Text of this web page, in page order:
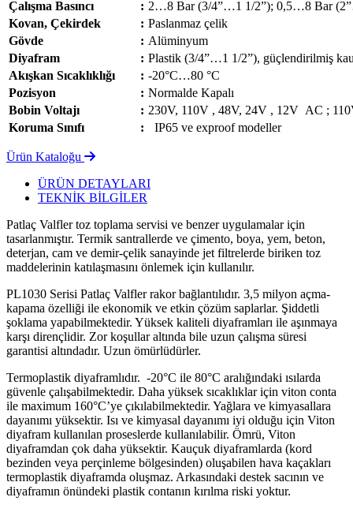
Çalışma Basıncı
: 2…8 Bar (3/4”…1 1/2”); 0,5…8 Bar
Kovan, Çekirdek
: Paslanmaz çelik
Gövde
: Alüminyum
Diyafram
: Plastik (3/4”…1 1/2”), güçlendirilmiş
Akışkan Sıcaklıklığı
: -20°C…80 °C
Pozisyon
: Normalde Kapalı
Bobin Voltajı
: 230V, 110V , 48V, 24V , 12V AC ;
Koruma Sınıfı
: IP65 ve exproof modeller
Ürün Kataloğu
ÜRÜN DETAYLARI
TEKNİK BİLGİLER
Patlaç Valfler toz toplama servisi ve benzer uygulamalar için
tasarlanmıştır. Termik santrallerde ve çimento, boya, yem, beton,
deterjan, cam ve demir-çelik sanayinde jet filtrelerde biriken toz
maddelerinin katılaşmasını önlemek için kullanılır.
PL1030 Serisi Patlaç Valfler rakor bağlantılıdır. 3,5 milyon açma-
kapama özelliği ile ekonomik ve etkin çözüm saplarlar. Şiddetli
şoklama yapabilmektedir. Yüksek kaliteli diyaframları ile aşınmaya
karşı dirençlidir. Zor koşullar altında bile uzun çalışma süresi
garantisi altındadır. Uzun ömürlüdürler.
Termoplastik diyaframlıdır. -20°C ile 80°C aralığındaki ısılarda
güvenle çalışabilmektedir. Daha yüksek sıcaklıklar için viton conta
ile maximum 160°C’ye çıkılabilmektedir. Yağlara ve kimyasallara
dayanımı yüksektir. Isı ve kimyasal dayanımı iyi olduğu için Viton
diyafram kullanılan proseslerde kullanılabilir. Ömrü, Viton
diyaframdan çok daha yüksektir. Kauçuk diyaframlarda (kord
bezinden veya perçinleme bölgesinden) oluşabilen hava kaçakları
termoplastik diyaframda oluşmaz. Arkasındaki destek sacının ve
diyaframın önündeki plastik contanın kırılma riski yoktur.